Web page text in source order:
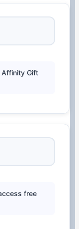
Affinity Gift
free